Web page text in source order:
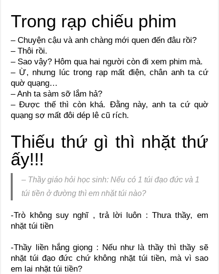
Trong rạp chiếu phim
– Chuyện cậu và anh chàng mới quen đến đâu rồi?
– Thôi rồi.
– Sao vậy? Hôm qua hai người còn đi xem phim mà.
– Ừ, nhưng lúc trong rạp mất điện, chân anh ta cứ
quờ quạng…
– Anh ta sàm sỡ lắm hả?
– Được thế thì còn khá. Đằng này, anh ta cứ quờ
quạng sợ mất đôi dép lê cũ rích.
Thiếu thứ gì thì nhặt thứ
ấy!!!
– Thầy giáo hỏi học sinh: Nếu có 1 túi đạo đức và 1
túi tiền ở đường thì em nhặt túi nào?
-Trò không suy nghĩ , trả lời luôn : Thưa thầy, em
nhặt túi tiền
-Thầy liền hắng giọng : Nếu như là thầy thì thầy sẽ
nhặt túi đạo đức chứ không nhặt túi tiền, mà vì sao
em lai nhặt túi tiền?